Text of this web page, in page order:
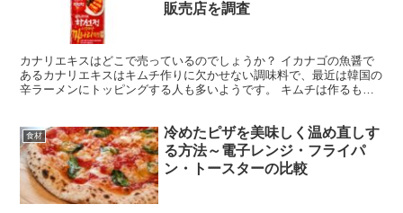
販売店を調査
カナリエキスはどこで売っているのでしょうか？ イカナゴの魚醤で
あるカナリエキスはキムチ作りに欠かせない調味料で、最近は韓国の
辛ラーメンにトッピングする人も多いようです。 キムチは作るもの
食材
冷めたピザを美味しく温め直しす
る方法～電子レンジ・フライパ
ン・トースターの比較